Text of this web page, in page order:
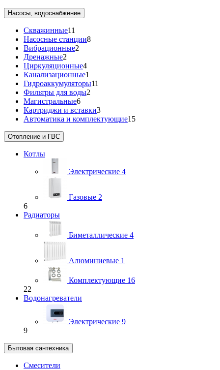
Насосы, водоснабжение
Скважинные11
Насосные станции8
Вибрационные2
Дренажные2
Циркуляционные4
Канализационные1
Гидроаккумуляторы11
Фильтры для воды2
Магистральные6
Картриджи и вставки3
Автоматика и комплектующие15
Отопление и ГВС
Котлы
Электрические 4
Газовые 2
6
Радиаторы
Биметаллические 4
Алюминиевые 1
Комплектующие 16
22
Водонагреватели
Электрические 9
9
Бытовая сантехника
Смесители